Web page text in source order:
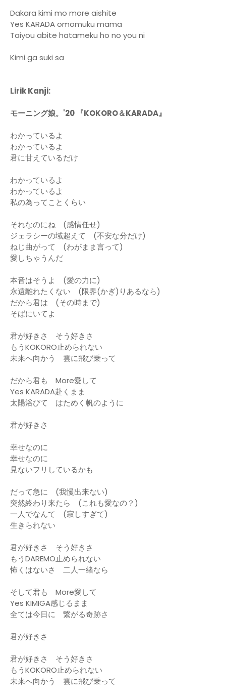
Dakara kimi mo more aishite
Yes KARADA omomuku mama
Taiyou abite hatameku ho no you ni
Kimi ga suki sa
Lirik Kanji:
モーニング娘。'20 『KOKORO＆KARADA』
わかっているよ
わかっているよ
君に甘えているだけ
わかっているよ
わかっているよ
私の為ってことくらい
それなのにね (感情任せ)
ジェラシーの域超えて (不安な分だけ)
ねじ曲がって (わがまま言って)
愛しちゃうんだ
本音はそうよ (愛の力に)
永遠離れたくない (限界(かぎ)りあるなら)
だから君は (その時まで)
そばにいてよ
君が好きさ そう好きさ
もうKOKORO止められない
未来へ向かう 雲に飛び乗って
だから君も More愛して
Yes KARADA赴くまま
太陽浴びて はためく帆のように
君が好きさ
幸せなのに
幸せなのに
見ないフリしているかも
だって急に (我慢出来ない)
突然終わり来たら (これも愛なの？)
一人でなんて (寂しすぎて)
生きられない
君が好きさ そう好きさ
もうDAREMO止められない
怖くはないさ 二人一緒なら
そして君も More愛して
Yes KIMIGA感じるまま
全ては今日に 繋がる奇跡さ
君が好きさ
君が好きさ そう好きさ
もうKOKORO止められない
未来へ向かう 雲に飛び乗って